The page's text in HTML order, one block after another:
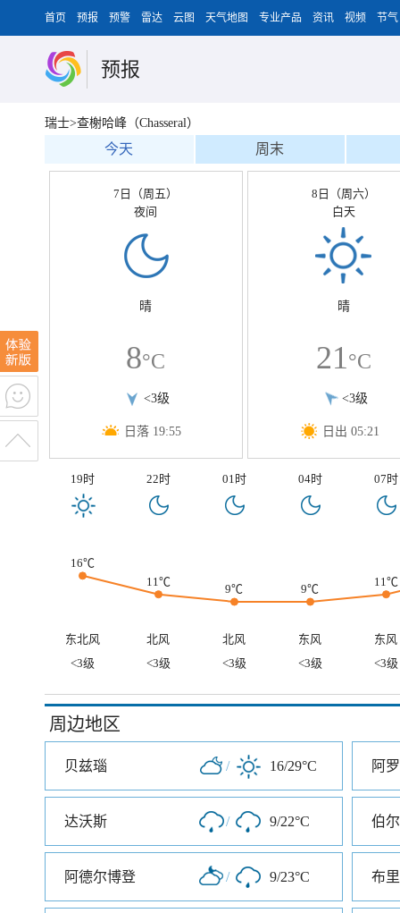
首页 预报 预警 雷达 云图 天气地图 专业产品 资讯 视频 节气
预报
瑞士>查榭哈峰（Chasseral）
今天 周末
7日（周五）
夜间
晴
8°C
<3级
日落 19:55
8日（周六）
白天
晴
21°C
<3级
日出 05:21
19时 22时 01时 04时 07时
16℃
11℃
9℃ 9℃
11℃
东北风 北风 北风 东风
东风
<3级
<3级 <3级 <3级 <3级
周边地区
贝兹瑙 / 16/29°C 阿
达沃斯 / 9/22°C 伯
阿德尔博登 / 9/23°C 布